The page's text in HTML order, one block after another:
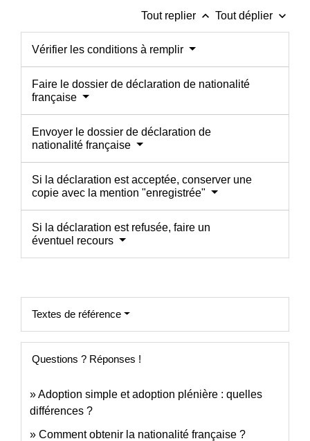
Tout replier keyboard_arrow_up Tout déplier keyboard_arrow_down
Vérifier les conditions à remplir
Faire le dossier de déclaration de nationalité
française
Envoyer le dossier de déclaration de
nationalité française
Si la déclaration est acceptée, conserver une
copie avec la mention "enregistrée"
Si la déclaration est refusée, faire un
éventuel recours
Textes de référence
Questions ? Réponses !
Adoption simple et adoption plénière : quelles
différences ?
Comment obtenir la nationalité française ?